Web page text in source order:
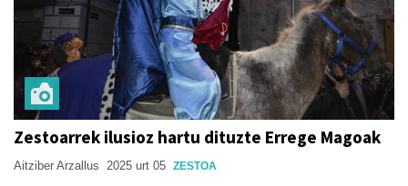
Zestoarrek ilusioz hartu dituzte Errege Magoak
Aitziber Arzallus 2025 urt 05 ZESTOA